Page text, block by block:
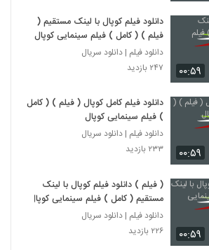
۰۰:۵۹
دانلود فیلم کوپال با لینک مستقیم (
فیلم ) ( کامل ) فیلم سینمایی کوپال
دانلود فیلم | دانلود سریال
۲۴۷ بازدید
۰۰:۵۹
دانلود فیلم کامل کوپال ( فیلم ) ( کامل
) فیلم سینمایی کوپال
دانلود فیلم | دانلود سریال
۲۳۳ بازدید
۰۰:۵۹
( فیلم ) دانلود فیلم کوپال با لینک
مستقیم ( کامل ) فیلم سینمایی کوپال
دانلود فیلم | دانلود سریال
۲۲۶ بازدید